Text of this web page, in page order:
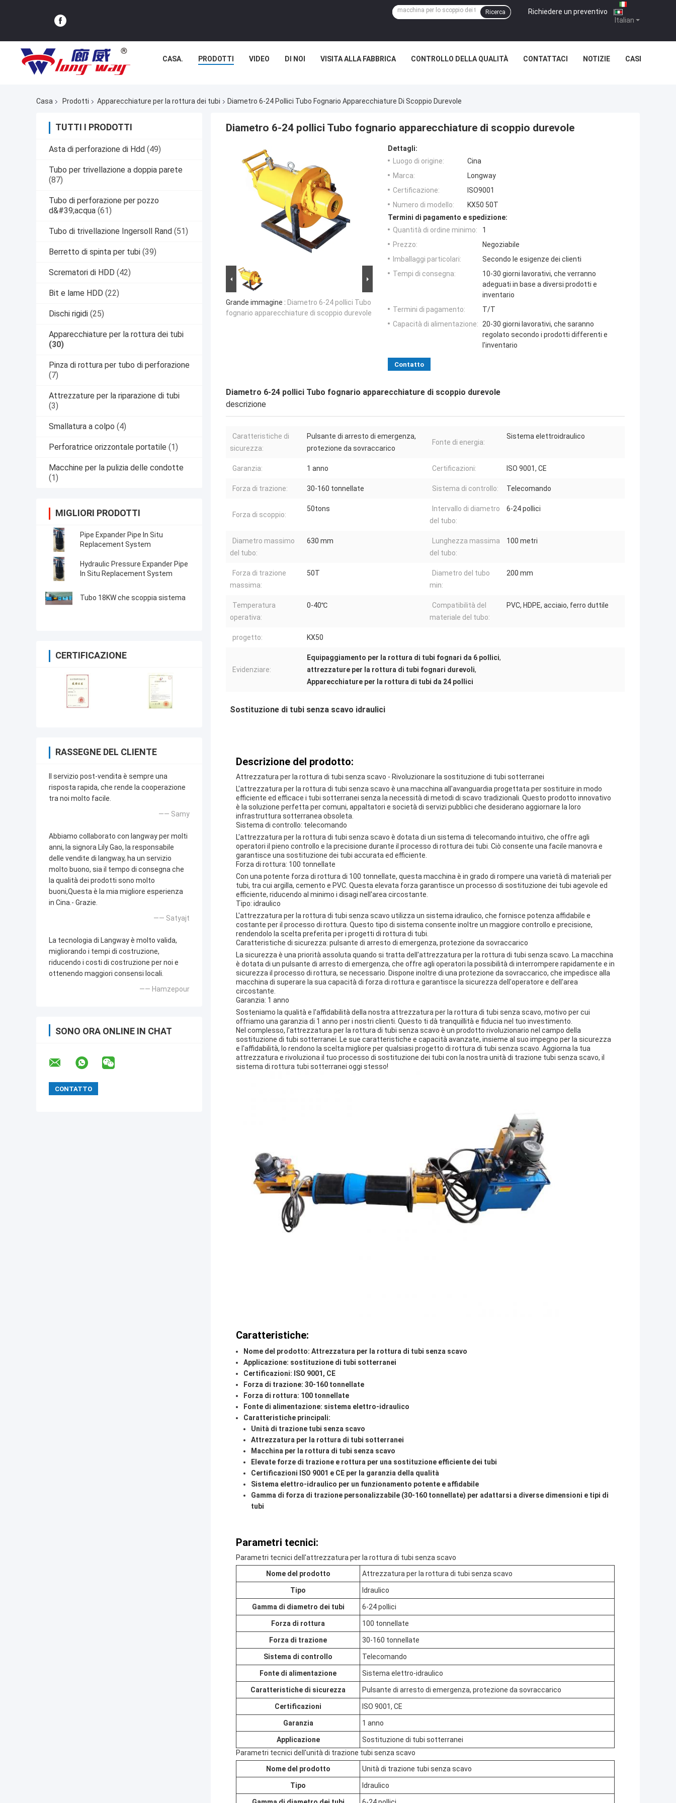
Italian
Richiedere un preventivo |
Ricerca
CASA. PRODOTTI VIDEO DI NOI VISITA ALLA FABBRICA CONTROLLO DELLA QUALITÀ CONTATTACI NOTIZIE CASI
Casa Prodotti Apparecchiature per la rottura dei tubi Diametro 6-24 Pollici Tubo Fognario Apparecchiature Di Scoppio Durevole
TUTTI I PRODOTTI
Asta di perforazione di Hdd (49)
Tubo per trivellazione a doppia parete
(87)
Tubo di perforazione per pozzo
d&#39;acqua (61)
Tubo di trivellazione Ingersoll Rand (51)
Berretto di spinta per tubi (39)
Scrematori di HDD (42)
Bit e lame HDD (22)
Dischi rigidi (25)
Apparecchiature per la rottura dei tubi
(30)
Pinza di rottura per tubo di perforazione
(7)
Attrezzature per la riparazione di tubi
(3)
Smallatura a colpo (4)
Perforatrice orizzontale portatile (1)
Macchine per la pulizia delle condotte
(1)
MIGLIORI PRODOTTI
Pipe Expander Pipe In Situ
Replacement System
Hydraulic Pressure Expander Pipe
In Situ Replacement System
Tubo 18KW che scoppia sistema
CERTIFICAZIONE
RASSEGNE DEL CLIENTE
Il servizio post-vendita è sempre una
risposta rapida, che rende la cooperazione
tra noi molto facile.
—— Samy
Abbiamo collaborato con langway per molti
anni, la signora Lily Gao, la responsabile
delle vendite di langway, ha un servizio
molto buono, sia il tempo di consegna che
la qualità dei prodotti sono molto
buoni,Questa è la mia migliore esperienza
in Cina.- Grazie.
—— Satyajt
La tecnologia di Langway è molto valida,
migliorando i tempi di costruzione,
riducendo i costi di costruzione per noi e
ottenendo maggiori consensi locali.
—— Hamzepour
SONO ORA ONLINE IN CHAT
Diametro 6-24 pollici Tubo fognario apparecchiature di scoppio durevole
Grande immagine : Diametro 6-24 pollici Tubo
fognario apparecchiature di scoppio durevole
Dettagli:
Luogo di origine:
Cina
Marca:
Longway
Certificazione:
ISO9001
Numero di modello:
KX50 50T
Termini di pagamento e spedizione:
Quantità di ordine minimo:
1
Prezzo:
Negoziabile
Imballaggi particolari:
Secondo le esigenze dei clienti
Tempi di consegna:
10-30 giorni lavorativi, che verranno
adeguati in base a diversi prodotti e
inventario
Termini di pagamento:
T/T
Capacità di alimentazione: 20-30 giorni lavorativi, che saranno
regolato secondo i prodotti differenti e
l'inventario
Contatto
Diametro 6-24 pollici Tubo fognario apparecchiature di scoppio durevole
descrizione
Caratteristiche di
sicurezza:
Pulsante di arresto di emergenza,
protezione da sovraccarico
Fonte di energia:
Sistema elettroidraulico
Garanzia: 1 anno Certificazioni: ISO 9001, CE
Forza di trazione: 30-160 tonnellate Sistema di controllo: Telecomando
Forza di scoppio:
50tons
Intervallo di diametro
del tubo:
6-24 pollici
Diametro massimo
del tubo:
630 mm
Lunghezza massima
del tubo:
100 metri
Forza di trazione
massima:
50T
Diametro del tubo
min:
200 mm
Temperatura
operativa:
0-40℃
Compatibilità del
materiale del tubo:
PVC, HDPE, acciaio, ferro duttile
progetto: KX50
Evidenziare:
Equipaggiamento per la rottura di tubi fognari da 6 pollici,
attrezzature per la rottura di tubi fognari durevoli,
Apparecchiature per la rottura di tubi da 24 pollici
Sostituzione di tubi senza scavo idraulici
Descrizione del prodotto:
Attrezzatura per la rottura di tubi senza scavo - Rivoluzionare la sostituzione di tubi sotterranei
L'attrezzatura per la rottura di tubi senza scavo è una macchina all'avanguardia progettata per sostituire in modo
efficiente ed efficace i tubi sotterranei senza la necessità di metodi di scavo tradizionali. Questo prodotto innovativo
è la soluzione perfetta per comuni, appaltatori e società di servizi pubblici che desiderano aggiornare la loro
infrastruttura sotterranea obsoleta.
Sistema di controllo: telecomando
L'attrezzatura per la rottura di tubi senza scavo è dotata di un sistema di telecomando intuitivo, che offre agli
operatori il pieno controllo e la precisione durante il processo di rottura dei tubi. Ciò consente una facile manovra e
garantisce una sostituzione dei tubi accurata ed efficiente.
Forza di rottura: 100 tonnellate
Con una potente forza di rottura di 100 tonnellate, questa macchina è in grado di rompere una varietà di materiali per
tubi, tra cui argilla, cemento e PVC. Questa elevata forza garantisce un processo di sostituzione dei tubi agevole ed
efficiente, riducendo al minimo i disagi nell'area circostante.
Tipo: idraulico
L'attrezzatura per la rottura di tubi senza scavo utilizza un sistema idraulico, che fornisce potenza affidabile e
costante per il processo di rottura. Questo tipo di sistema consente inoltre un maggiore controllo e precisione,
rendendolo la scelta preferita per i progetti di rottura di tubi.
Caratteristiche di sicurezza: pulsante di arresto di emergenza, protezione da sovraccarico
La sicurezza è una priorità assoluta quando si tratta dell'attrezzatura per la rottura di tubi senza scavo. La macchina
è dotata di un pulsante di arresto di emergenza, che offre agli operatori la possibilità di interrompere rapidamente e in
sicurezza il processo di rottura, se necessario. Dispone inoltre di una protezione da sovraccarico, che impedisce alla
macchina di superare la sua capacità di forza di rottura e garantisce la sicurezza dell'operatore e dell'area
circostante.
Garanzia: 1 anno
Sosteniamo la qualità e l'affidabilità della nostra attrezzatura per la rottura di tubi senza scavo, motivo per cui
offriamo una garanzia di 1 anno per i nostri clienti. Questo ti dà tranquillità e fiducia nel tuo investimento.
Nel complesso, l'attrezzatura per la rottura di tubi senza scavo è un prodotto rivoluzionario nel campo della
sostituzione di tubi sotterranei. Le sue caratteristiche e capacità avanzate, insieme al suo impegno per la sicurezza
e l'affidabilità, lo rendono la scelta migliore per qualsiasi progetto di rottura di tubi senza scavo. Aggiorna la tua
attrezzatura e rivoluziona il tuo processo di sostituzione dei tubi con la nostra unità di trazione tubi senza scavo, il
sistema di rottura tubi sotterranei oggi stesso!
Caratteristiche:
Nome del prodotto: Attrezzatura per la rottura di tubi senza scavo
Applicazione: sostituzione di tubi sotterranei
Certificazioni: ISO 9001, CE
Forza di trazione: 30-160 tonnellate
Forza di rottura: 100 tonnellate
Fonte di alimentazione: sistema elettro-idraulico
Caratteristiche principali:
Unità di trazione tubi senza scavo
Attrezzatura per la rottura di tubi sotterranei
Macchina per la rottura di tubi senza scavo
Elevate forze di trazione e rottura per una sostituzione efficiente dei tubi
Certificazioni ISO 9001 e CE per la garanzia della qualità
Sistema elettro-idraulico per un funzionamento potente e affidabile
Gamma di forza di trazione personalizzabile (30-160 tonnellate) per adattarsi a diverse dimensioni e tipi di
tubi
Parametri tecnici:
Parametri tecnici dell'attrezzatura per la rottura di tubi senza scavo
Nome del prodotto
Attrezzatura per la rottura di tubi senza scavo
Tipo Idraulico
Gamma di diametro dei tubi 6-24 pollici
Forza di rottura 100 tonnellate
Forza di trazione 30-160 tonnellate
Sistema di controllo Telecomando
Fonte di alimentazione Sistema elettro-idraulico
Caratteristiche di sicurezza Pulsante di arresto di emergenza, protezione da sovraccarico
Certificazioni ISO 9001, CE
Garanzia 1 anno
Applicazione
Sostituzione di tubi sotterranei
Parametri tecnici dell'unità di trazione tubi senza scavo
Nome del prodotto
Unità di trazione tubi senza scavo
Tipo Idraulico